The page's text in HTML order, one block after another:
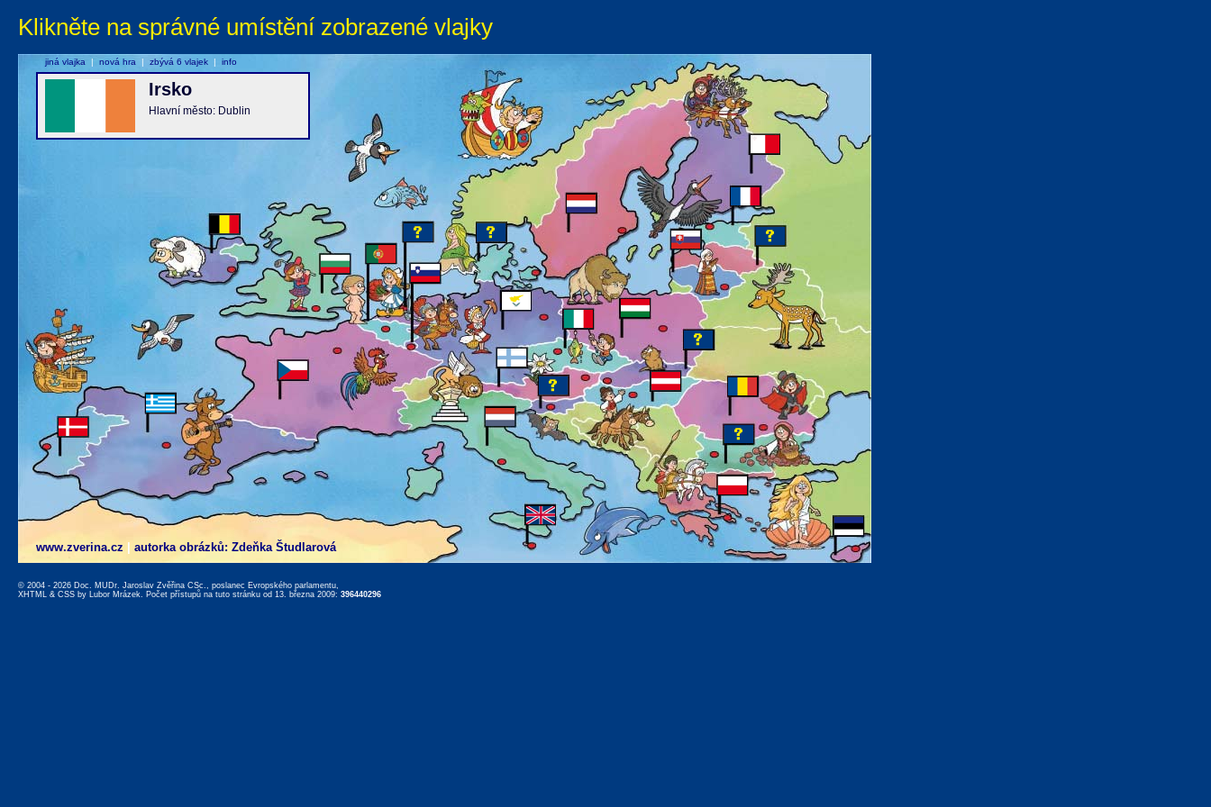
Klikněte na správné umístění zobrazené vlajky
www.zverina.cz autorka obrázků: Zdeňka Študlarová
Irsko
Hlavní město: Dublin
jiná vlajka | nová hra | zbývá 6 vlajek | info
© 2004 - 2026 Doc. MUDr. Jaroslav Zvěřina CSc., poslanec Evropského parlamentu,
XHTML & CSS by Lubor Mrázek. Počet přístupů na tuto stránku od 13. března 2009: 396440296